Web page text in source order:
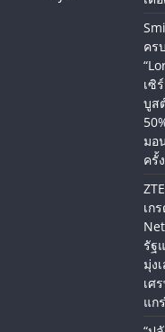
คร
เซิ
บูส
มอ
ครั้
เก
รัฐ
มุ่ง
เศ
แก